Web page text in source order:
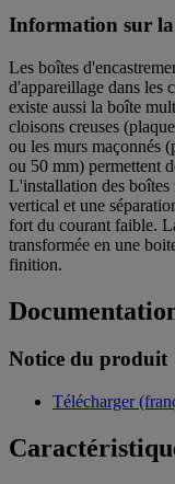
Information sur
Les boîtes
d'appareillage dans les
existe aussi la boîte
cloisons creuses
ou les murs maçonnés
ou 50 mm) permettent
L'installation des boîtes
vertical et une
fort du courant faible.
transformée en une
finition.
Notice du produit
Télécharger